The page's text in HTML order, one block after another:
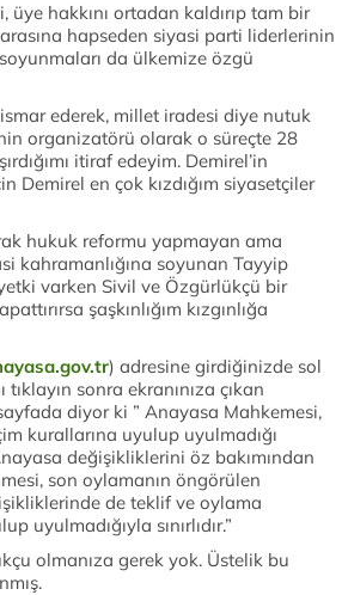
hakkını ortadan kaldırıp tam bir
hapseden siyasi parti liderlerinin
da ülkemize özgü
ederek, millet iradesi diye nutuk
organizatörü olarak o süreçte 28
itiraf edeyim. Demirel’in
Demirel en çok kızdığım siyasetçiler
hukuk reformu yapmayan ama
kahramanlığına soyunan Tayyip
varken Sivil ve Özgürlükçü bir
şaşkınlığım kızgınlığa
) adresine girdiğinizde sol
sonra ekranınıza çıkan
sayfada diyor ki ” Anayasa Mahkemesi,
kurallarına uyulup uyulmadığı
değişikliklerini öz bakımından
son oylamanın öngörülen
de teklif ve oylama
sınırlıdır.”
olmanıza gerek yok. Üstelik bu